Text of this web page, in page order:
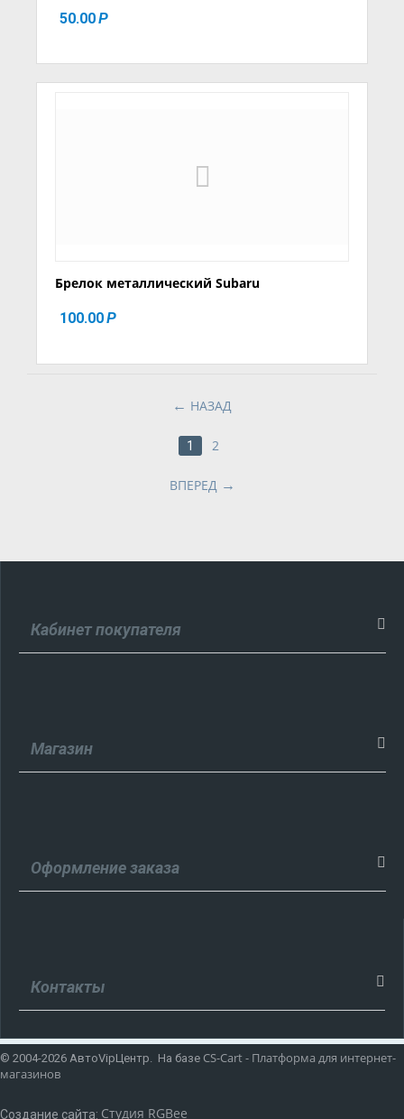
50.00Р
Брелок металлический Subaru
100.00Р
НАЗАД
1 2
ВПЕРЕД
Кабинет покупателя
Магазин
Оформление заказа
Контакты
© 2004-2026 АвтоVipЦентр. На базе CS-Cart - Платформа для интернет-
магазинов
Создание сайта: Студия RGBee